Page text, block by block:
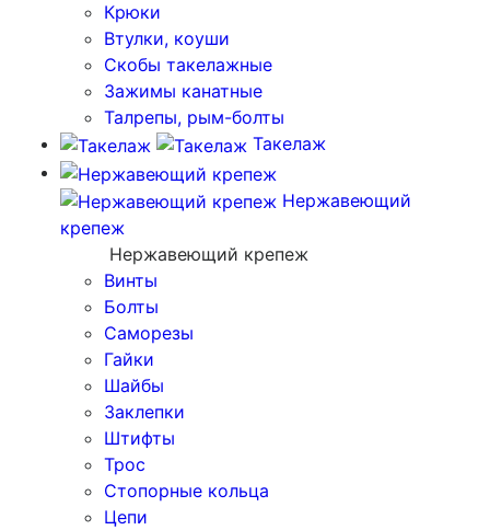
Крюки
Втулки, коуши
Скобы такелажные
Зажимы канатные
Талрепы, рым-болты
Такелаж
Нержавеющий
крепеж
Нержавеющий крепеж
Винты
Болты
Саморезы
Гайки
Шайбы
Заклепки
Штифты
Трос
Стопорные кольца
Цепи